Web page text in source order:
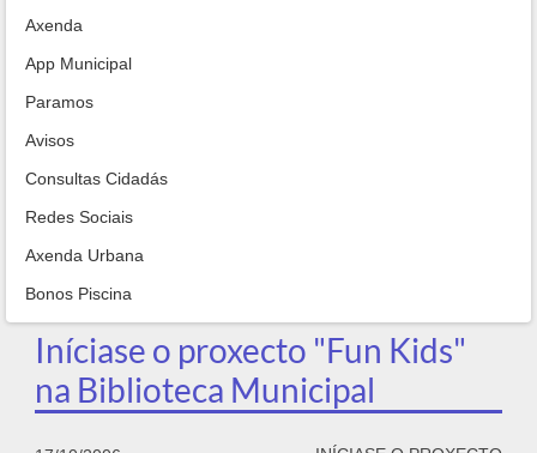
Axenda
App Municipal
Paramos
Avisos
Consultas Cidadás
Redes Sociais
Axenda Urbana
Bonos Piscina
Iníciase o proxecto "Fun Kids"
na Biblioteca Municipal